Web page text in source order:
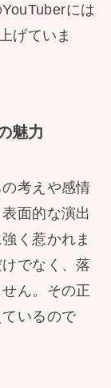
には
げていま
魅力
考えや感情
面的な演出
く惹かれま
でなく、落
ん。その正
いるので